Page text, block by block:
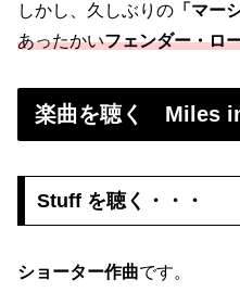
しかし、久しぶりの 「マー
あったかいフェンダー・ロ
楽曲を聴く Miles
Stuff を聴く・・・
ショーター作曲です。